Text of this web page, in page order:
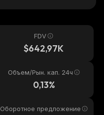
FDV
$642,97K
Объем/Рын. кап. 24ч
0,13%
Оборотное предложение